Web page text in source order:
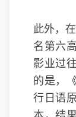
此外，
名第六
影业过
的是，
行日语